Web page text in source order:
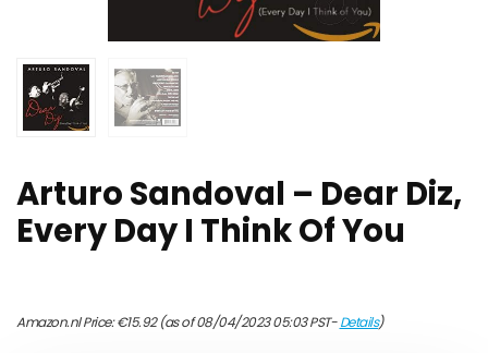
Arturo Sandoval – Dear Diz,
Every Day I Think Of You
Amazon.nl Price:€15.92(as of 08/04/2023 05:03 PST-Details)